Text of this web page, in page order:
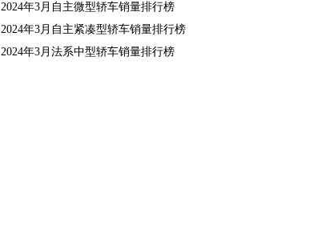
2024年3月自主微型轿车销量排行榜
2024年3月自主紧凑型轿车销量排行榜
2024年3月法系中型轿车销量排行榜